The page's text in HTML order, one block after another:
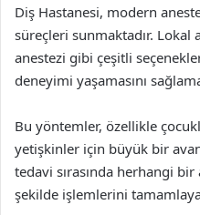
Diş Hastanesi, modern
süreçleri sunmaktadır. Lokal
anestezi gibi çeşitli
deneyimi yaşamasını
Bu yöntemler, özellikle
yetişkinler için büyük bir
tedavi sırasında herhangi
şekilde işlemlerini